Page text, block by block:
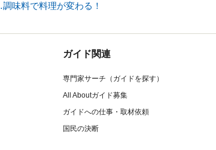
味料で料理が変わる！
ガイド関連
専門家サーチ（ガイドを探す）
All Aboutガイド募集
ガイドへの仕事・取材依頼
国民の決断